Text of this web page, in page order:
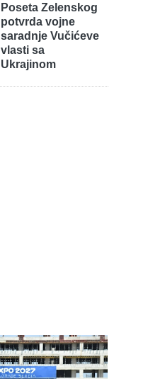
Poseta Zelenskog
potvrda vojne
saradnje Vučićeve
vlasti sa
Ukrajinom